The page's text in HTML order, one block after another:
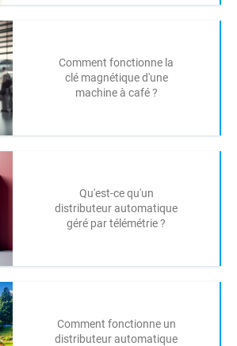
Comment fonctionne la
clé magnétique d'une
machine à café ?
Qu'est-ce qu'un
distributeur automatique
géré par télémétrie ?
Comment fonctionne un
distributeur automatique